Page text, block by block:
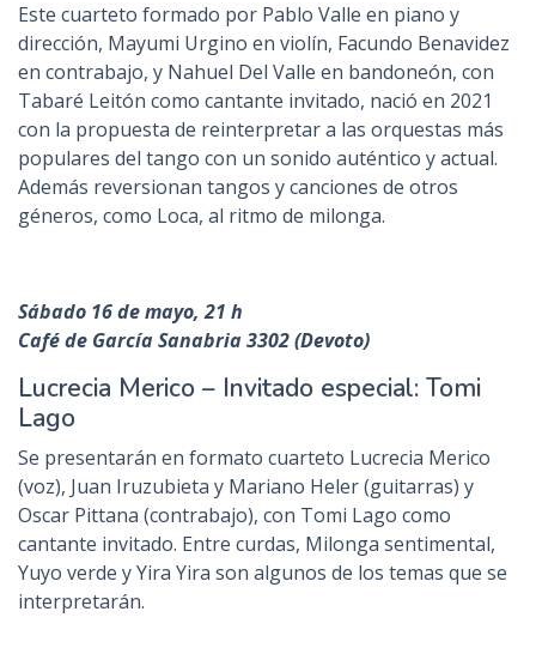
Este cuarteto formado por Pablo Valle en piano y
dirección, Mayumi Urgino en violín, Facundo Benavidez
en contrabajo, y Nahuel Del Valle en bandoneón, con
Tabaré Leitón como cantante invitado, nació en 2021
con la propuesta de reinterpretar a las orquestas más
populares del tango con un sonido auténtico y actual.
Además reversionan tangos y canciones de otros
géneros, como Loca, al ritmo de milonga.
Sábado 16 de mayo, 21 h
Café de García Sanabria 3302 (Devoto)
Lucrecia Merico – Invitado especial: Tomi
Lago
Se presentarán en formato cuarteto Lucrecia Merico
(voz), Juan Iruzubieta y Mariano Heler (guitarras) y
Oscar Pittana (contrabajo), con Tomi Lago como
cantante invitado. Entre curdas, Milonga sentimental,
Yuyo verde y Yira Yira son algunos de los temas que se
interpretarán.